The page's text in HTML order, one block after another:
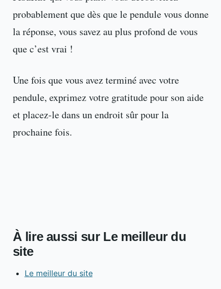
probablement que dès que le pendule vous donne
la réponse, vous savez au plus profond de vous
que c’est vrai !
Une fois que vous avez terminé avec votre
pendule, exprimez votre gratitude pour son aide
et placez-le dans un endroit sûr pour la
prochaine fois.
À lire aussi sur Le meilleur du
site
Le meilleur du site